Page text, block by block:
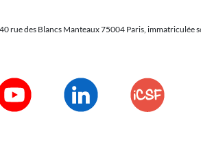
rue des Blancs Manteaux 75004 Paris, immatriculée